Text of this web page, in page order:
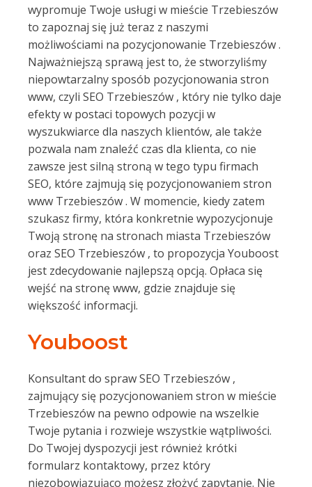
wypromuje Twoje usługi w mieście Trzebieszów
to zapoznaj się już teraz z naszymi
możliwościami na pozycjonowanie Trzebieszów .
Najważniejszą sprawą jest to, że stworzyliśmy
niepowtarzalny sposób pozycjonowania stron
www, czyli SEO Trzebieszów , który nie tylko daje
efekty w postaci topowych pozycji w
wyszukwiarce dla naszych klientów, ale także
pozwala nam znaleźć czas dla klienta, co nie
zawsze jest silną stroną w tego typu firmach
SEO, które zajmują się pozycjonowaniem stron
www Trzebieszów . W momencie, kiedy zatem
szukasz firmy, która konkretnie wypozycjonuje
Twoją stronę na stronach miasta Trzebieszów
oraz SEO Trzebieszów , to propozycja Youboost
jest zdecydowanie najlepszą opcją. Opłaca się
wejść na stronę www, gdzie znajduje się
większość informacji.
Youboost
Konsultant do spraw SEO Trzebieszów ,
zajmujący się pozycjonowaniem stron w mieście
Trzebieszów na pewno odpowie na wszelkie
Twoje pytania i rozwieje wszystkie wątpliwości.
Do Twojej dyspozycji jest również krótki
formularz kontaktowy, przez który
niezobowiązująco możesz złożyć zapytanie. Nie